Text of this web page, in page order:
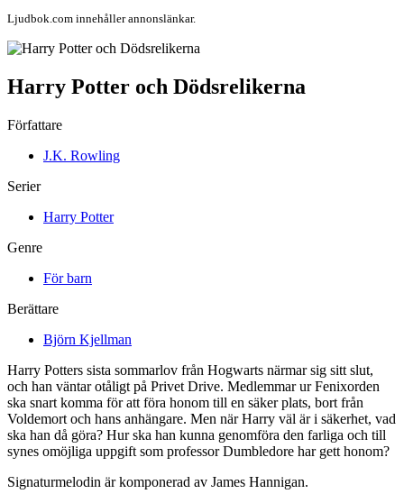
Ljudbok.com innehåller annonslänkar.
Harry Potter och Dödsrelikerna
Författare
J.K. Rowling
Serier
Harry Potter
Genre
För barn
Berättare
Björn Kjellman
Harry Potters sista sommarlov från Hogwarts närmar sig sitt slut,
och han väntar otåligt på Privet Drive. Medlemmar ur Fenixorden
ska snart komma för att föra honom till en säker plats, bort från
Voldemort och hans anhängare. Men när Harry väl är i säkerhet, vad
ska han då göra? Hur ska han kunna genomföra den farliga och till
synes omöjliga uppgift som professor Dumbledore har gett honom?
Signaturmelodin är komponerad av James Hannigan.